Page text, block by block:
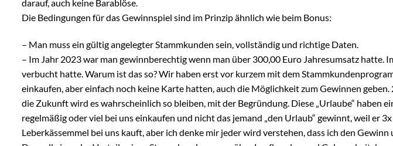
darauf, auch keine Barablöse.
Die Bedingungen für das Gewinnspiel sind im Prinzip ähnlich wie beim Bonus:
– Man muss ein gültig angelegter Stammkunden sein, vollständig und richtige Daten.
– Im Jahr 2023 war man gewinnberechtig wenn man über 300,00 Euro Jahresumsatz
verbucht hatte. Warum ist das so? Wir haben erst vor kurzem mit dem
einkaufen, aber einfach noch keine Karte hatten, auch die Möglichkeit zum Gewinnen
die Zukunft wird es wahrscheinlich so bleiben, mit der Begründung. Diese „Urlaube“
regelmäßig oder viel bei uns einkaufen und nicht das jemand „den Urlaub“ gewinnt, weil er
Leberkässemmel bei uns kauft, aber ich denke mir jeder wird verstehen, dass ich den